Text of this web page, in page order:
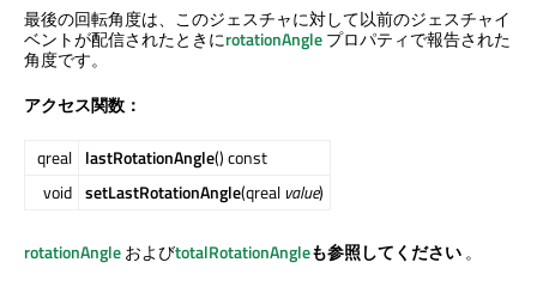
最後の回転角度は、このジェスチャに対して以前のジェスチャイ
ベントが配信されたときにrotationAngleプロパティで報告された
角度です。
アクセス関数：
qreal lastRotationAngle() const
void setLastRotationAngle(qreal value)
rotationAngleおよびtotalRotationAngleも参照してください。